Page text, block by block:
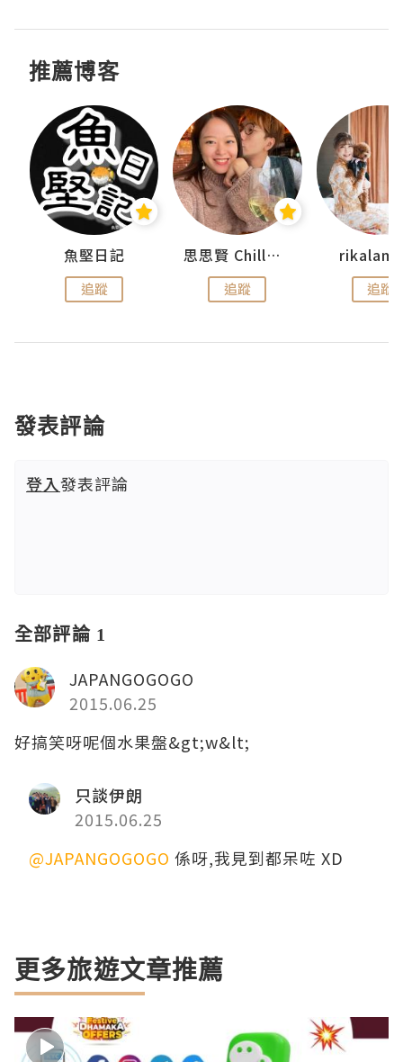
推薦博客
魚堅日記
追蹤
思思賢 ChillMyBabe
追蹤 追蹤
發表評論
登入發表評論
全部評論 1
JAPANGOGOGO
2015.06.25
好搞笑呀呢個水果盤&gt;w&lt;
只談伊朗
2015.06.25
@JAPANGOGOGO 係呀,我見到都呆咗 XD
更多旅遊文章推薦